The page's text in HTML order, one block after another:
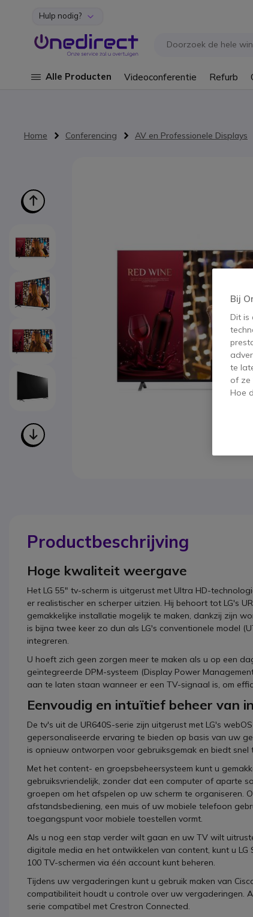
Ga naar de inhoud
Hulp nodig?
Alle Producten Videoconferentie Refurb
Home Conferencing AV en Professionele Displays
Productbeschrijving
Hoge kwaliteit weergave
Het LG 55" tv-scherm is uitgerust met Ultra HD-
er realistischer en scherper uitzien. Hij behoort tot LG's
gemakkelijke installatie mogelijk te maken, dankzij zijn
is bijna twee keer zo dun als LG's conventionele model
integreren.
U hoeft zich geen zorgen meer te maken als u op een
geïntegreerde DPM-systeem (Display Power
aan te laten staan wanneer er een TV-signaal is, om
Eenvoudig en intuïtief beheer van
De tv's uit de UR640S-serie zijn uitgerust met LG's
gepersonaliseerde ervaring te bieden op basis van uw
is opnieuw ontworpen voor gebruiksgemak en biedt
Met het content- en groepsbeheersysteem kunt u
gebruiksvriendelijk, zonder dat een computer of aparte
groepen om het afspelen op uw scherm te organiseren.
afstandsbediening, een muis of uw mobiele telefoon
toegangspunt voor mobiele toestellen vormt.
Als u nog een stap verder wilt gaan en uw TV wilt
digitale media en het ontwikkelen van content, kunt u
100 TV-schermen via één account kunt beheren.
Tijdens uw vergaderingen kunt u gebruik maken van
compatibiliteit houdt u controle over uw vergaderingen.
serie compatibel met Crestron Connected.
Bij
Dit is
te
of ze
Hoe